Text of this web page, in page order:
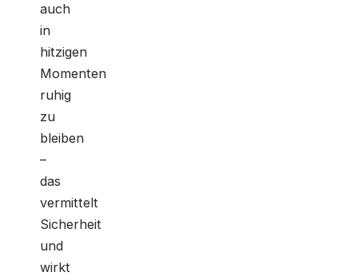
auch
in
hitzigen
Momenten
ruhig
zu
bleiben
–
das
vermittelt
Sicherheit
und
wirkt